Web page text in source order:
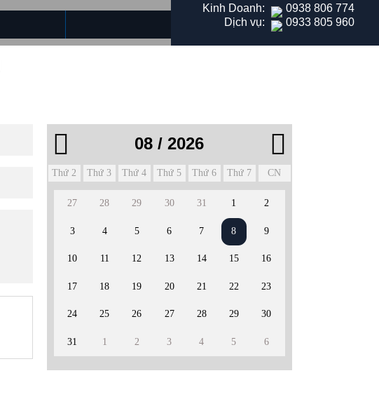
Kinh Doanh:
0938 806 774
Dịch vụ:
0933 805 960
THÔNG TIN DỊCH VỤ
 08 / 2026 
Thứ 2 Thứ 3 Thứ 4 Thứ 5 Thứ 6 Thứ 7 CN
27 28 29 30 31 1 2
3 4 5 6 7 8 9
10 11 12 13 14 15 16
17 18 19 20 21 22 23
24 25 26 27 28 29 30
31 1 2 3 4 5 6